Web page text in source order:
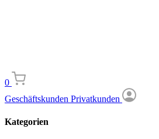
0
Geschäftskunden Privatkunden
Kategorien